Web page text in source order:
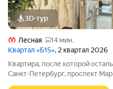
3D-тур
Лесная
14 мин.
Квартал «Б15», 2 квартал 2026
Квартира, после которой
Санкт-Петербург, проспект